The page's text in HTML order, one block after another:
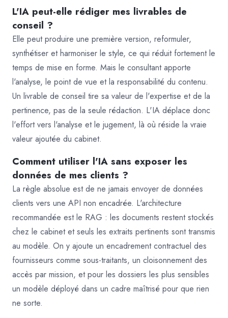
L'IA peut-elle rédiger mes livrables de
conseil ?
Elle peut produire une première version, reformuler,
synthétiser et harmoniser le style, ce qui réduit fortement le
temps de mise en forme. Mais le consultant apporte
l'analyse, le point de vue et la responsabilité du contenu.
Un livrable de conseil tire sa valeur de l'expertise et de la
pertinence, pas de la seule rédaction. L'IA déplace donc
l'effort vers l'analyse et le jugement, là où réside la vraie
valeur ajoutée du cabinet.
Comment utiliser l'IA sans exposer les
données de mes clients ?
La règle absolue est de ne jamais envoyer de données
clients vers une API non encadrée. L'architecture
recommandée est le RAG : les documents restent stockés
chez le cabinet et seuls les extraits pertinents sont transmis
au modèle. On y ajoute un encadrement contractuel des
fournisseurs comme sous-traitants, un cloisonnement des
accès par mission, et pour les dossiers les plus sensibles
un modèle déployé dans un cadre maîtrisé pour que rien
ne sorte.